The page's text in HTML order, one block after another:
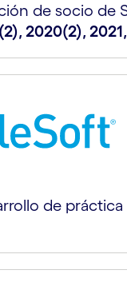
de socio de
2020(2),
de